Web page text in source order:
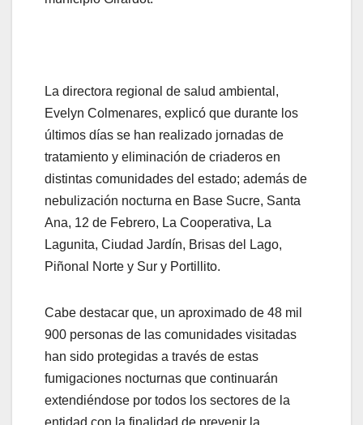
La directora regional de salud ambiental,
Evelyn Colmenares, explicó que durante los
últimos días se han realizado jornadas de
tratamiento y eliminación de criaderos en
distintas comunidades del estado; además de
nebulización nocturna en Base Sucre, Santa
Ana, 12 de Febrero, La Cooperativa, La
Lagunita, Ciudad Jardín, Brisas del Lago,
Piñonal Norte y Sur y Portillito.
Cabe destacar que, un aproximado de 48 mil
900 personas de las comunidades visitadas
han sido protegidas a través de estas
fumigaciones nocturnas que continuarán
extendiéndose por todos los sectores de la
entidad con la finalidad de prevenir la